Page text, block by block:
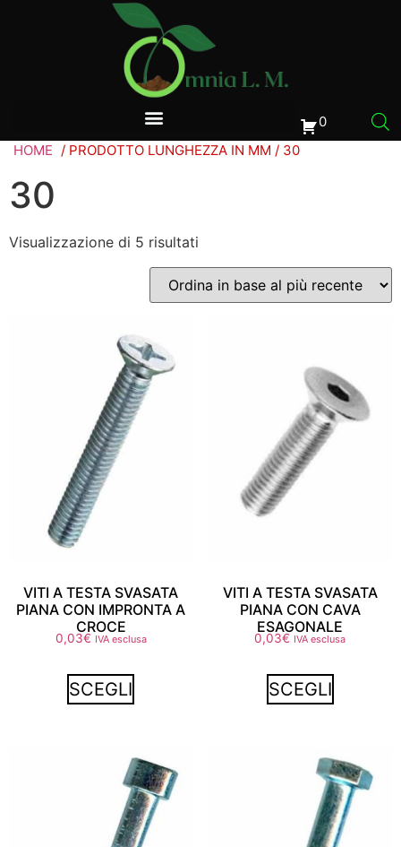
0
HOME / PRODOTTO LUNGHEZZA IN MM / 30
30
Visualizzazione di 5 risultati
VITI A TESTA SVASATA
PIANA CON IMPRONTA A
CROCE
0,03€ IVA esclusa
SCEGLI
VITI A TESTA SVASATA
PIANA CON CAVA
ESAGONALE
0,03€ IVA esclusa
SCEGLI